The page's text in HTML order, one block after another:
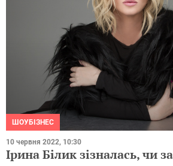
ШОУБІЗНЕС
10 червня 2022, 10:30
Ірина Білик зізналась, чи